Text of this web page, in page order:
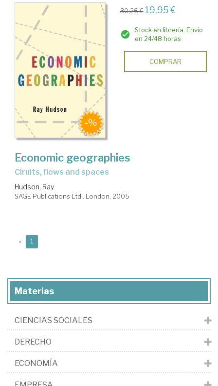
30,26 € 19,95 €
Stock en librería. Envío
en 24/48 horas
COMPRAR
Economic geographies
ciruits, flows and spaces
Hudson, Ray
SAGE Publications Ltd.. London, 2005
« 1
Materias
CIENCIAS SOCIALES
DERECHO
ECONOMÍA